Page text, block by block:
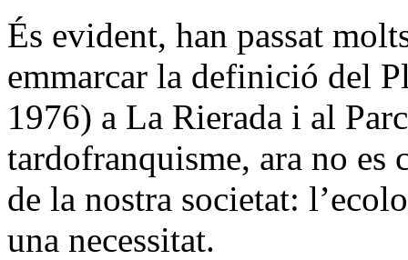
És evident, han passat
emmarcar la definició del
1976) a La Rierada i al
tardofranquisme, ara no es
de la nostra societat:
una necessitat.